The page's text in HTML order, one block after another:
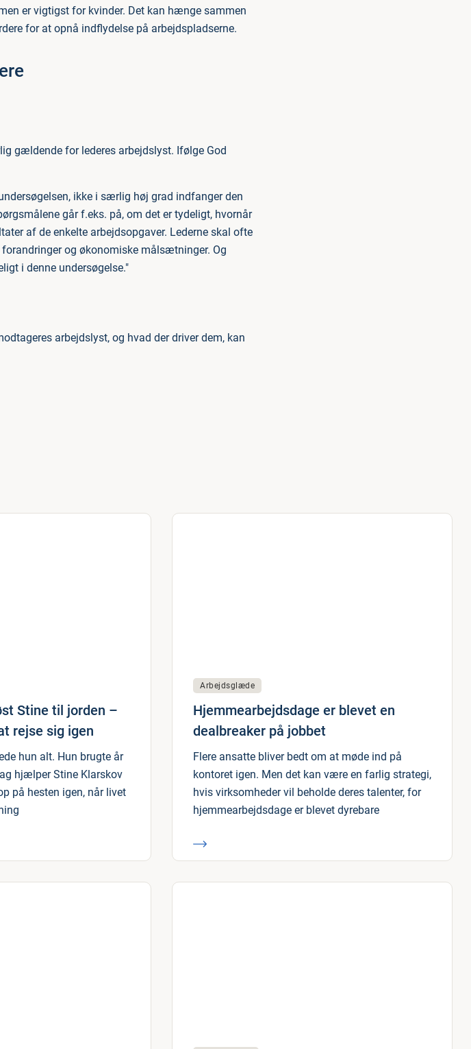
er vigtigst for kvinder. Det kan hænge sammen
for at opnå indflydelse på arbejdspladserne.
gældende for lederes arbejdslyst. Ifølge God
ikke i særlig høj grad indfanger den
går f.eks. på, om det er tydeligt, hvornår
af de enkelte arbejdsopgaver. Lederne skal ofte
forandringer og økonomiske målsætninger. Og
i denne undersøgelse."
arbejdslyst, og hvad der driver dem, kan
Stine til jorden –
rejse sig igen
hun alt. Hun brugte år
hjælper Stine Klarskov
på hesten igen, når livet
Arbejdsglæde
Hjemmearbejdsdage er blevet en
dealbreaker på jobbet
Flere ansatte bliver bedt om at møde ind på
kontoret igen. Men det kan være en farlig strategi,
hvis virksomheder vil beholde deres talenter, for
hjemmearbejdsdage er blevet dyrebare